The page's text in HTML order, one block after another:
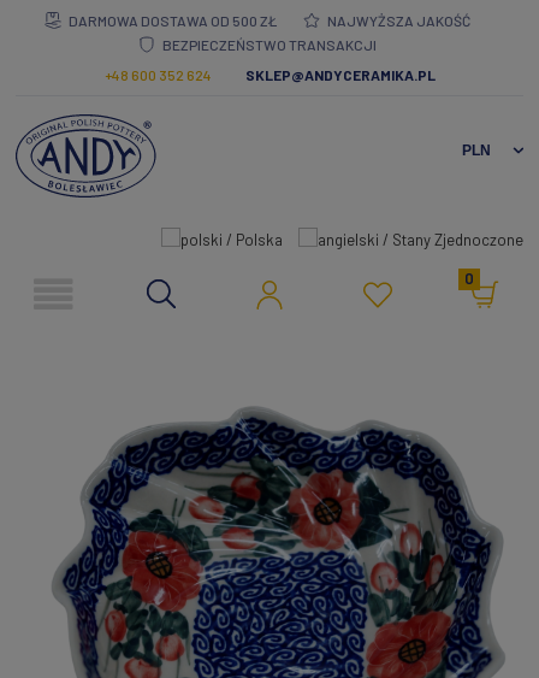
DARMOWA DOSTAWA OD 500 ZŁ
NAJWYŻSZA JAKOŚĆ
BEZPIECZEŃSTWO TRANSAKCJI
+48 600 352 624
SKLEP@ANDYCERAMIKA.PL
0